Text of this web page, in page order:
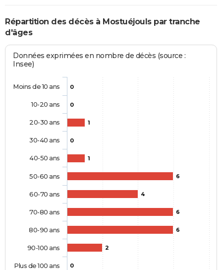
Répartition des décès à Mostuéjouls par tranche
d'âges
Données exprimées en nombre de décès (source :
Insee)
0
0
1
0
1
6
4
6
6
2
0
Moins de 10 ans
10-20 ans
20-30 ans
30-40 ans
40-50 ans
50-60 ans
60-70 ans
70-80 ans
80-90 ans
90-100 ans
Plus de 100 ans